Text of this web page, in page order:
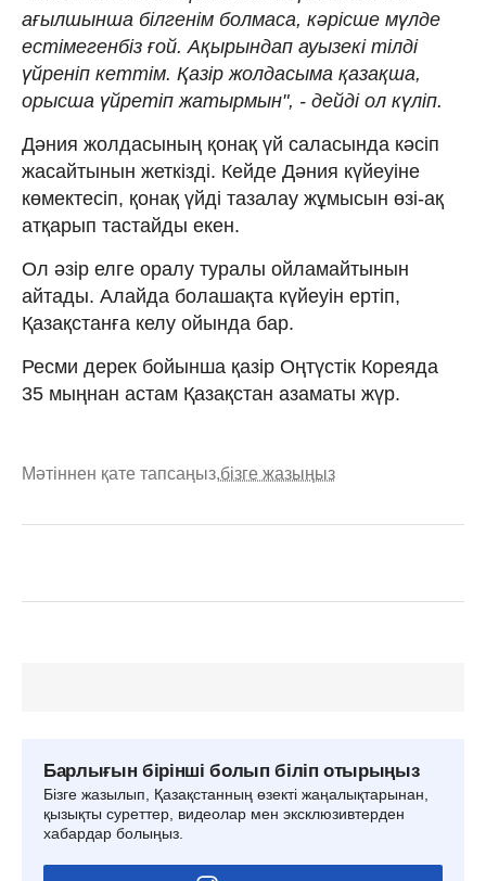
ағылшынша білгенім болмаса, кәрісше мүлде
естімегенбіз ғой. Ақырындап ауызекі тілді
үйреніп кеттім. Қазір жолдасыма қазақша,
орысша үйретіп жатырмын", - дейді ол күліп.
Дәния жолдасының қонақ үй саласында кәсіп
жасайтынын жеткізді. Кейде Дәния күйеуіне
көмектесіп, қонақ үйді тазалау жұмысын өзі-ақ
атқарып тастайды екен.
Ол әзір елге оралу туралы ойламайтынын
айтады. Алайда болашақта күйеуін ертіп,
Қазақстанға келу ойында бар.
Ресми дерек бойынша қазір Оңтүстік Кореяда
35 мыңнан астам Қазақстан азаматы жүр.
Мәтіннен қате тапсаңыз,бізге жазыңыз
Барлығын бірінші болып біліп отырыңыз
Бізге жазылып, Қазақстанның өзекті жаңалықтарынан,
қызықты суреттер, видеолар мен эксклюзивтерден
хабардар болыңыз.